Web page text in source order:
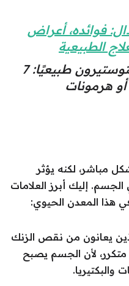
فوائده، أعراض
الطبيعية
رفع التستوستيرون طبيعيًا: 7
هرمونات
مباشر، لكنه يؤثر
إليك أبرز العلامات
هذا المعدن الحيوي:
يعانون من نقص الزنك
لأن الجسم يصبح